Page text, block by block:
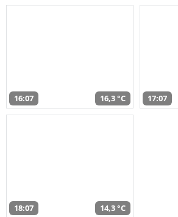
16:07 16,3 °C 17:07
18:07 14,3 °C